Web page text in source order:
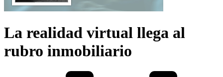
La realidad virtual llega al
rubro inmobiliario